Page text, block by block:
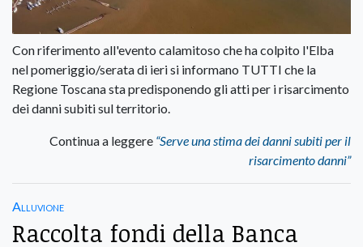
Con riferimento all'evento calamitoso che ha colpito l'Elba
nel pomeriggio/serata di ieri si informano TUTTI che la
Regione Toscana sta predisponendo gli atti per i risarcimento
dei danni subiti sul territorio.
Continua a leggere “Serve una stima dei danni subiti per il
risarcimento danni”
Alluvione
Raccolta fondi della Banca